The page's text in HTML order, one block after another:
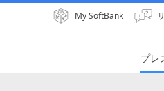
My SoftBank
プレ